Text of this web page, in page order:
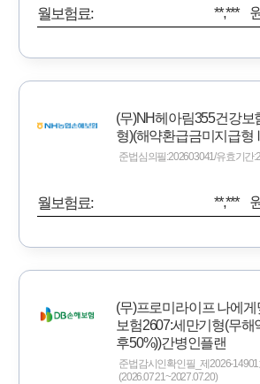
월보험료: **,***
(무)NH헤아림355건강보
형)(해약환급금미지급
준법심의필:202603041/유효기간
월보험료: **,***
(무)프로미라이프 나에게
보험2607:세만기형(무해
후50%))간병인플랜
준법감시인확인필_제2026-
(2026.07.21~2027.07.20)